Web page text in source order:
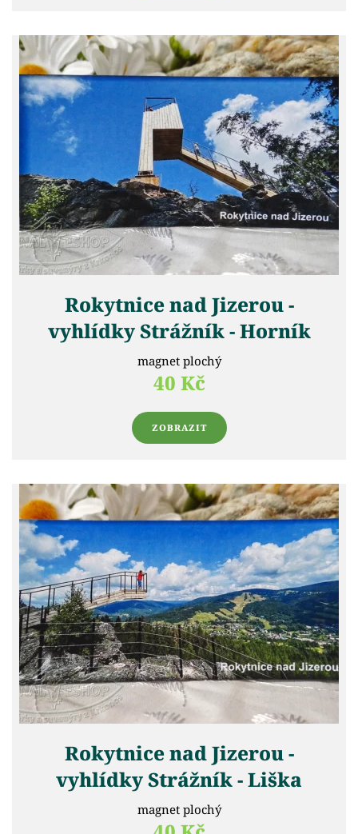
Rokytnice nad Jizerou -
vyhlídky Strážník - Horník
magnet plochý
40 Kč
ZOBRAZIT
Rokytnice nad Jizerou -
vyhlídky Strážník - Liška
magnet plochý